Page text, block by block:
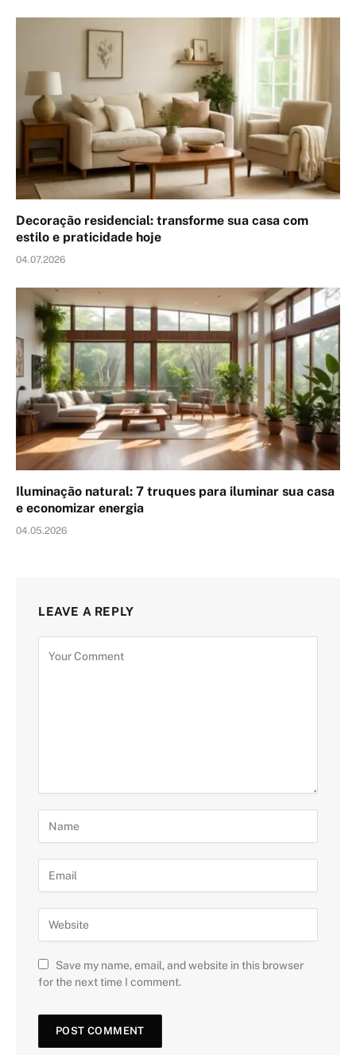
Decoração residencial: transforme sua casa com
estilo e praticidade hoje
04.07.2026
Iluminação natural: 7 truques para iluminar sua casa
e economizar energia
04.05.2026
LEAVE A REPLY
Save my name, email, and website in this browser
for the next time I comment.